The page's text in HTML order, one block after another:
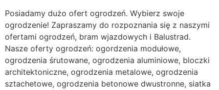
Posiadamy dużo ofert ogrodzeń. Wybierz swoje
ogrodzenie! Zapraszamy do rozpoznania się z naszymi
ofertami ogrodzeń, bram wjazdowych i Balustrad.
Nasze oferty ogrodzeń: ogordzenia modułowe,
ogrodzenia śrutowane, ogrodzenia aluminiowe, bloczki
architektoniczne, ogrodzenia metalowe, ogrodzenia
sztachetowe, ogrodzenia betonowe dwustronne, siatka